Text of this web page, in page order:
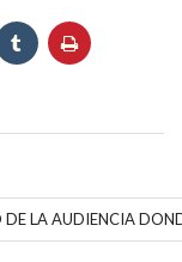
DE LA AUDIENCIA